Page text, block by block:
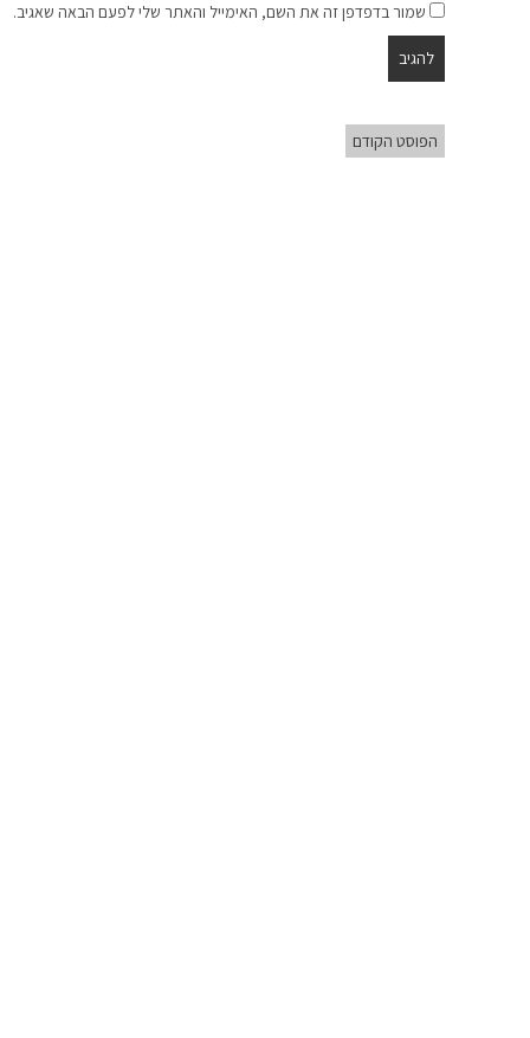
שמור בדפדפן זה את השם, האימייל והאתר שלי לפעם הבאה שאגיב.
הפוסט הקודם